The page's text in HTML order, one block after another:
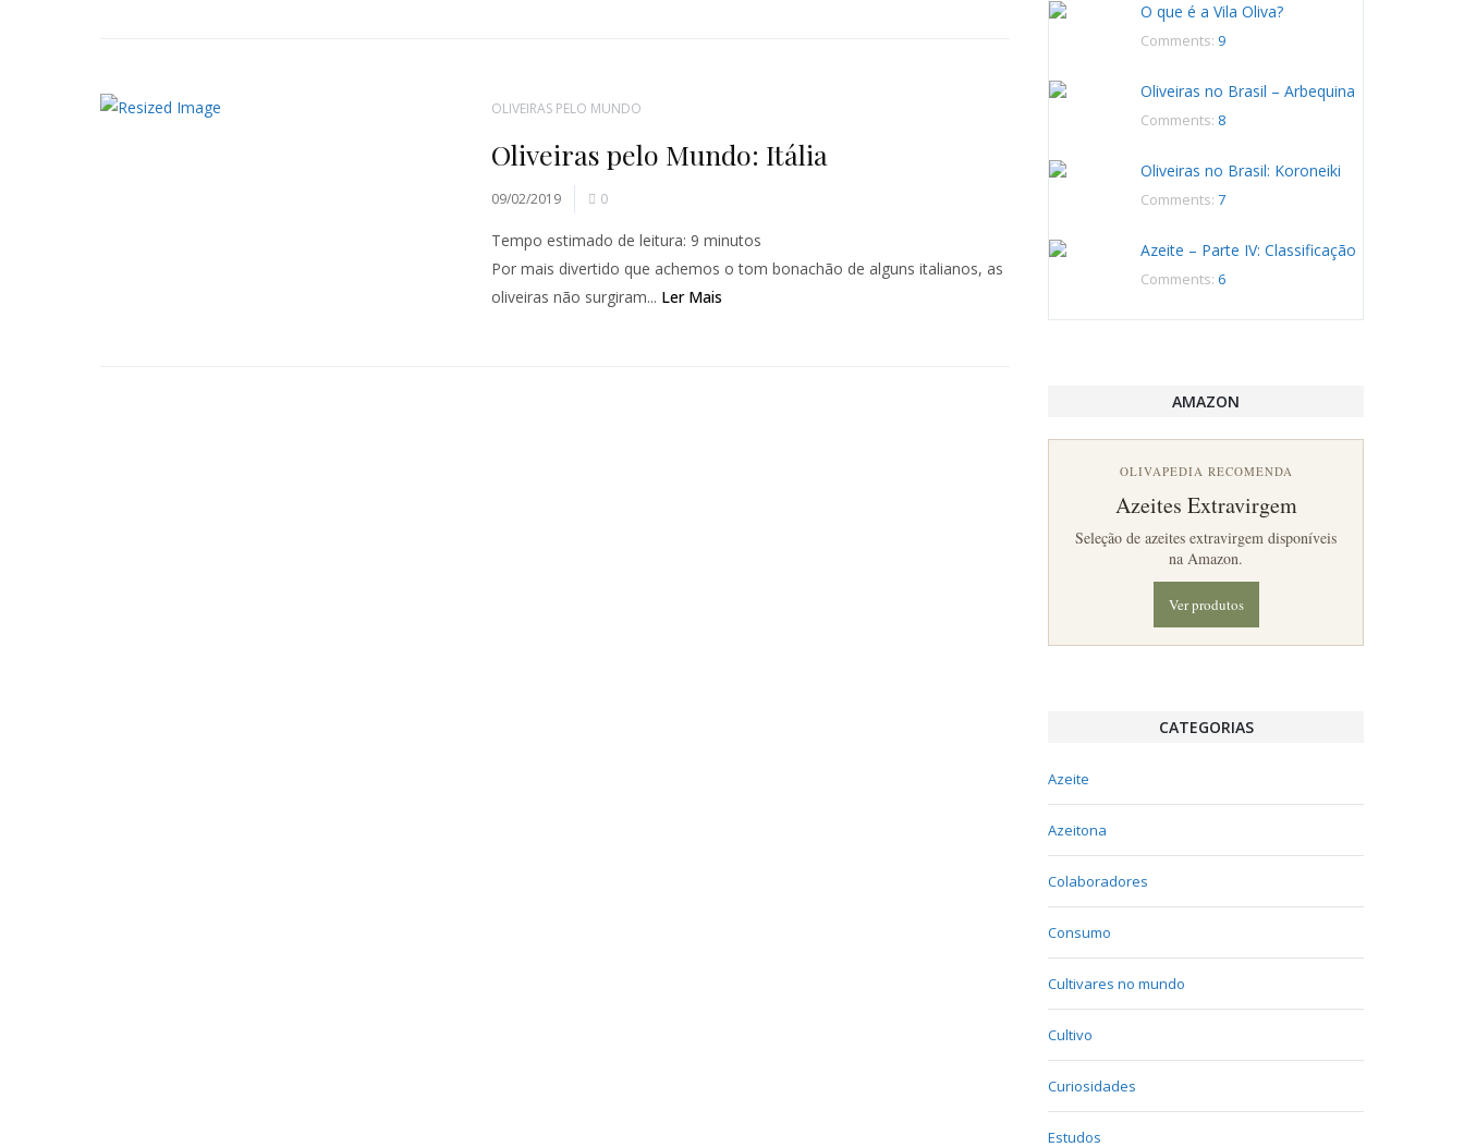
OLIVEIRAS PELO MUNDO
Oliveiras pelo Mundo: Itália
09/02/2019 0
Tempo estimado de leitura: 9 minutos
Por mais divertido que achemos o tom bonachão de alguns italianos, as
oliveiras não surgiram... Ler Mais
O que é a Vila Oliva?
Comments: 9
Oliveiras no Brasil – Arbequina
Comments: 8
Oliveiras no Brasil: Koroneiki
Comments: 7
Azeite – Parte IV: Classificação
Comments: 6
AMAZON
OLIVAPEDIA RECOMENDA
Azeites Extravirgem
Seleção de azeites extravirgem disponíveis
na Amazon.
Ver produtos
CATEGORIAS
Azeite
Azeitona
Colaboradores
Consumo
Cultivares no mundo
Cultivo
Curiosidades
Estudos